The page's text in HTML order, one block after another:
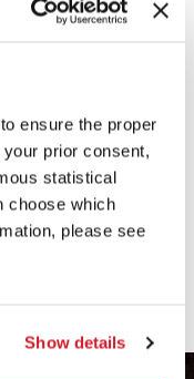
ensure the proper
prior consent,
statistical
choose which
please see
Show details